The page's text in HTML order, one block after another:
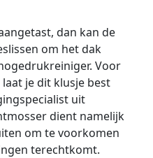
dan kan de
om het dak
Voor
je dit klusje best
uit
dient namelijk
om te voorkomen
terechtkomt.